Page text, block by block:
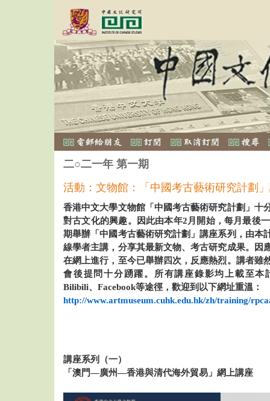
二○二一年 第一期
活動：文物館：「中國考古藝術研究計劃
香港中文大學文物館「中國考古藝術研究計劃」十
對古文化的興趣。因此由本年2月開始，每月最後
期舉辦「中國考古藝術研究計劃」講座系列，由本
線學者主講，分享其最新文物、考古研究成果。因
在網上進行，至今已舉辦四次，反應熱烈。講者雖
會後提問十分踴躍。所有講座錄影均上載至本
Bilibili、Facebook等途徑，歡迎到以下網址重溫：
http://www.artmuseum.cuhk.edu.hk/zh/training/
講座系列（一）
「澳門—廣州—香港與清代海外貿易」網上講座